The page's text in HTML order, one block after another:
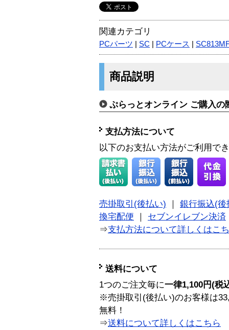
関連カテゴリ
PCパーツ SC PCケース
商品説明
ぷらっとオンライン ご購入の
支払方法について
以下のお支払い方法がご利用で
売掛取引(後払い)
銀行振込(後
換宅配便
セブンイレブン決済
⇒支払方法について詳しくはこ
送料について
1つのご注文毎に一律1,100円(税
※売掛取引(後払い)のお客様は
無料！
⇒送料について詳しくはこちら